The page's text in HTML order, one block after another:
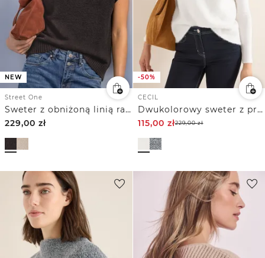
NEW
Street One
Sweter z obniżoną linią ramion z okrągłym dekoltem
229,00 zł
-50%
CECIL
Dwukolorowy sweter z przędzy z piór
115,00 zł229,00zł